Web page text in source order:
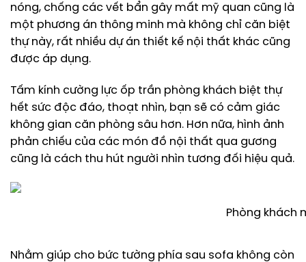
nóng, chống các vết bẩn gây mất mỹ quan cũng là
một phương án thông minh mà không chỉ căn biệt
thự này, rất nhiều dự án thiết kế nội thất khác cũng
được áp dụng.
Tấm kính cường lực ốp trần phòng khách biệt thự
hết sức độc đáo, thoạt nhìn, bạn sẽ có cảm giác
không gian căn phòng sâu hơn. Hơn nữa, hình ảnh
phản chiếu của các món đồ nội thất qua gương
cũng là cách thu hút người nhìn tương đối hiệu quả.
Phòng khách
Nhằm giúp cho bức tường phía sau sofa không còn